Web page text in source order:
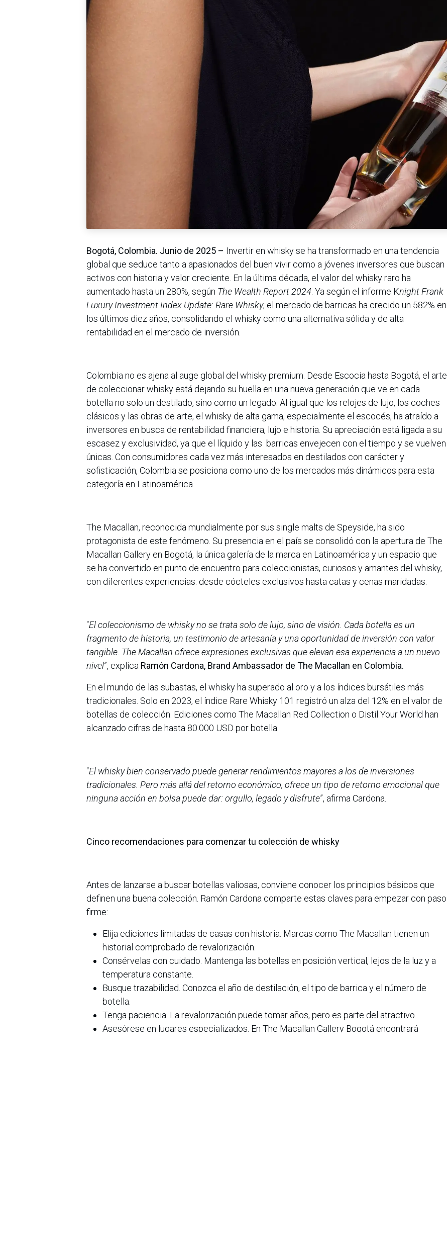
Bogotá, Colombia. Junio de 2025 – Invertir en whisky se ha transformado en una tendencia
global que seduce tanto a apasionados del buen vivir como a jóvenes inversores que buscan
activos con historia y valor creciente. En la última década, el valor del whisky raro ha
aumentado hasta un 280%, según The Wealth Report 2024 . Ya según el informe Knight Frank
Luxury Investment Index Update: Rare Whisky, el mercado de barricas ha crecido un 582% en
los últimos diez años, consolidando el whisky como una alternativa sólida y de alta
rentabilidad en el mercado de inversión.
Colombia no es ajena al auge global del whisky premium. Desde Escocia hasta Bogotá, el arte
de coleccionar whisky está dejando su huella en una nueva generación que ve en cada
botella no solo un destilado, sino como un legado. Al igual que los relojes de lujo, los coches
clásicos y las obras de arte, el whisky de alta gama, especialmente el escocés, ha atraído a
inversores en busca de rentabilidad financiera, lujo e historia. Su apreciación está ligada a su
escasez y exclusividad, ya que el líquido y las barricas envejecen con el tiempo y se vuelven
únicas. Con consumidores cada vez más interesados en destilados con carácter y
sofisticación, Colombia se posiciona como uno de los mercados más dinámicos para esta
categoría en Latinoamérica.
The Macallan, reconocida mundialmente por sus single malts de Speyside, ha sido
protagonista de este fenómeno. Su presencia en el país se consolidó con la apertura de The
Macallan Gallery en Bogotá, la única galería de la marca en Latinoamérica y un espacio que
se ha convertido en punto de encuentro para coleccionistas, curiosos y amantes del whisky,
con diferentes experiencias: desde cócteles exclusivos hasta catas y cenas maridadas.
“El coleccionismo de whisky no se trata solo de lujo, sino de visión. Cada botella es un
fragmento de historia, un testimonio de artesanía y una oportunidad de inversión con valor
tangible. The Macallan ofrece expresiones exclusivas que elevan esa experiencia a un nuevo
nivel”, explica Ramón Cardona, Brand Ambassador de The Macallan en Colombia.
En el mundo de las subastas, el whisky ha superado al oro y a los índices bursátiles más
tradicionales. Solo en 2023, el índice Rare Whisky 101 registró un alza del 12% en el valor de
botellas de colección. Ediciones como The Macallan Red Collection o Distil Your World han
alcanzado cifras de hasta 80.000 USD por botella.
“El whisky bien conservado puede generar rendimientos mayores a los de inversiones
tradicionales. Pero más allá del retorno económico, ofrece un tipo de retorno emocional que
ninguna acción en bolsa puede dar: orgullo, legado y disfrute”, afirma Cardona.
Cinco recomendaciones para comenzar tu colección de whisky
Antes de lanzarse a buscar botellas valiosas, conviene conocer los principios básicos que
definen una buena colección. Ramón Cardona comparte estas claves para empezar con paso
firme:
Elija ediciones limitadas de casas con historia. Marcas como The Macallan tienen un
historial comprobado de revalorización.
Consérvelas con cuidado. Mantenga las botellas en posición vertical, lejos de la luz y a
temperatura constante.
Busque trazabilidad. Conozca el año de destilación, el tipo de barrica y el número de
botella.
Tenga paciencia. La revalorización puede tomar años, pero es parte del atractivo.
Asesórese en lugares especializados. En The Macallan Gallery Bogotá encontrará